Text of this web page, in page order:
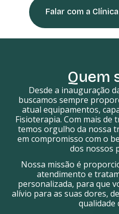
Falar com a
Quem
Desde a inauguração
buscamos sempre
atual equipamentos,
Fisioterapia. Com mais de
temos orgulho da nossa
em compromisso com o
dos nossos
Nossa missão é
atendimento e
personalizada, para que
alívio para as suas dores,
qualidade